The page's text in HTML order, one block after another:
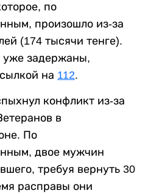
по
произошло из-за
(174 тысячи тенге).
уже задержаны,
на 112.
конфликт из-за
в
По
двое мужчин
требуя вернуть 30
расправы они